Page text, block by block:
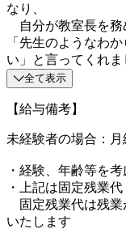
なり、
自分が教室長を務
「先生のようなわ
い」と言ってくれま
全て表示
【給与備考】
未経験者の場合：月
・経験、年齢等を
・上記は固定残業
固定残業代は残業
いたします